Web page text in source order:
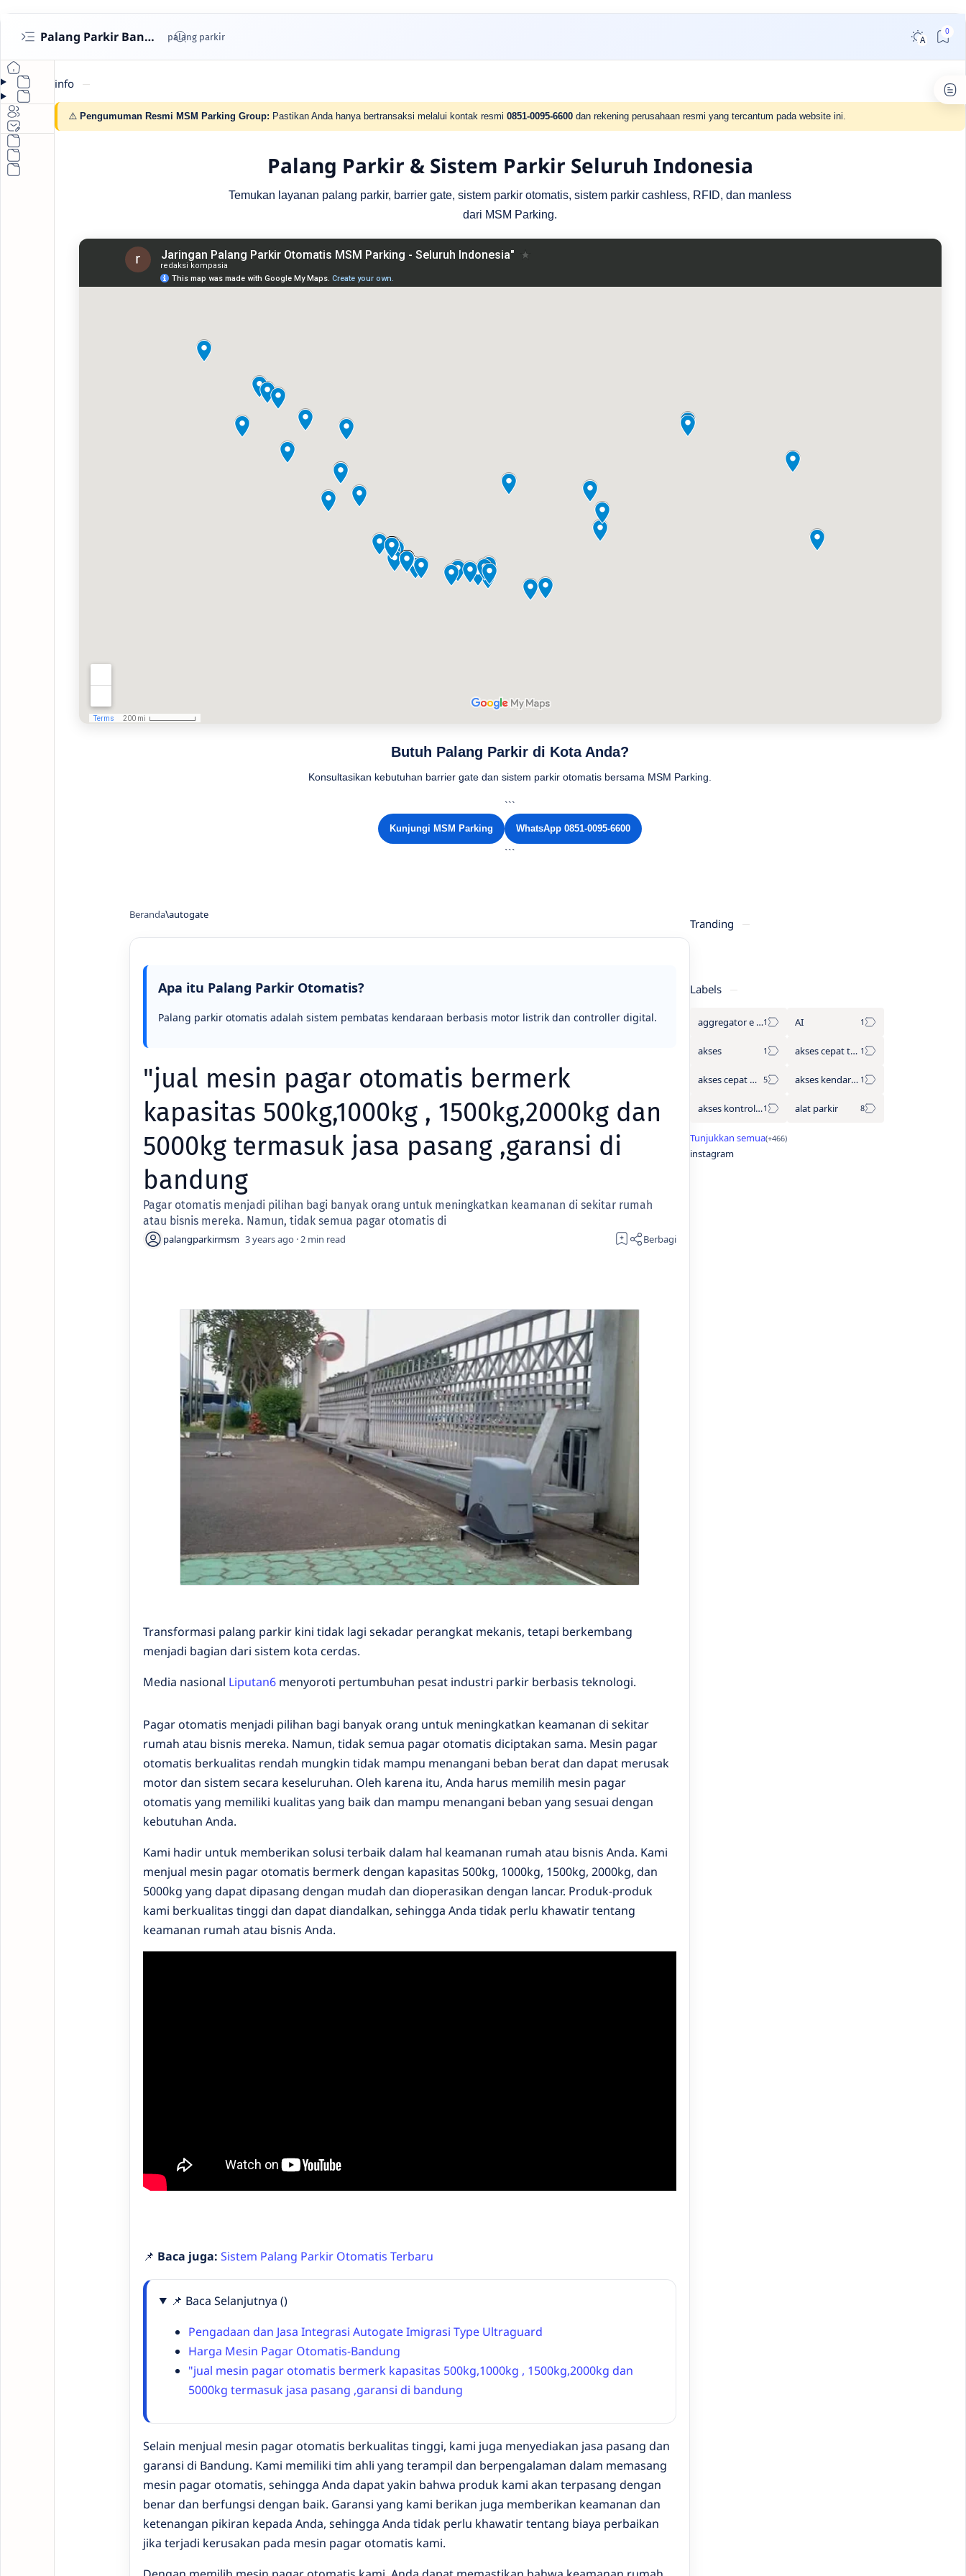
Palang Parkir Bandung- Cashless untuk Perumahan & Gedung | MSM Parking
info
⚠️ Pengumuman Resmi MSM Parking Group: Pastikan Anda hanya bertransaksi melalui kontak resmi 0851-0095-6600 dan rekening perusahaan resmi yang tercantum pada website ini.
Palang Parkir & Sistem Parkir Seluruh Indonesia
Temukan layanan palang parkir, barrier gate, sistem parkir otomatis, sistem parkir cashless, RFID, dan manless
dari MSM Parking.
Butuh Palang Parkir di Kota Anda?
Konsultasikan kebutuhan barrier gate dan sistem parkir otomatis bersama MSM Parking.
```
Kunjungi MSM Parking WhatsApp 0851-0095-6600
```
Beranda autogate
Apa itu Palang Parkir Otomatis?
Palang parkir otomatis adalah sistem pembatas kendaraan berbasis motor listrik dan controller digital.
"jual mesin pagar otomatis bermerk
kapasitas 500kg,1000kg , 1500kg,2000kg dan
5000kg termasuk jasa pasang ,garansi di
bandung
Pagar otomatis menjadi pilihan bagi banyak orang untuk meningkatkan keamanan di sekitar rumah
atau bisnis mereka. Namun, tidak semua pagar otomatis di
3 years ago 2
Transformasi palang parkir kini tidak lagi sekadar perangkat mekanis, tetapi berkembang
menjadi bagian dari sistem kota cerdas.
Media nasional Liputan6menyoroti pertumbuhan pesat industri parkir berbasis teknologi.
Pagar otomatis menjadi pilihan bagi banyak orang untuk meningkatkan keamanan di sekitar
rumah atau bisnis mereka. Namun, tidak semua pagar otomatis diciptakan sama. Mesin pagar
otomatis berkualitas rendah mungkin tidak mampu menangani beban berat dan dapat merusak
motor dan sistem secara keseluruhan. Oleh karena itu, Anda harus memilih mesin pagar
otomatis yang memiliki kualitas yang baik dan mampu menangani beban yang sesuai dengan
kebutuhan Anda.
Kami hadir untuk memberikan solusi terbaik dalam hal keamanan rumah atau bisnis Anda. Kami
menjual mesin pagar otomatis bermerk dengan kapasitas 500kg, 1000kg, 1500kg, 2000kg, dan
5000kg yang dapat dipasang dengan mudah dan dioperasikan dengan lancar. Produk-produk
kami berkualitas tinggi dan dapat diandalkan, sehingga Anda tidak perlu khawatir tentang
keamanan rumah atau bisnis Anda.
📌 Baca juga: Sistem Palang Parkir Otomatis Terbaru
📌 Baca Selanjutnya ()
Pengadaan dan Jasa Integrasi Autogate Imigrasi Type Ultraguard
Harga Mesin Pagar Otomatis-Bandung
"jual mesin pagar otomatis bermerk kapasitas 500kg,1000kg , 1500kg,2000kg dan
5000kg termasuk jasa pasang ,garansi di bandung
Selain menjual mesin pagar otomatis berkualitas tinggi, kami juga menyediakan jasa pasang dan
garansi di Bandung. Kami memiliki tim ahli yang terampil dan berpengalaman dalam memasang
mesin pagar otomatis, sehingga Anda dapat yakin bahwa produk kami akan terpasang dengan
benar dan berfungsi dengan baik. Garansi yang kami berikan juga memberikan keamanan dan
ketenangan pikiran kepada Anda, sehingga Anda tidak perlu khawatir tentang biaya perbaikan
jika terjadi kerusakan pada mesin pagar otomatis kami.
Tranding
Labels
aggregator e tol AI
akses akses cepat tanpa antre
akses cepat wisata akses kendaraan
akses kontrol otomatis alat parkir
instagram